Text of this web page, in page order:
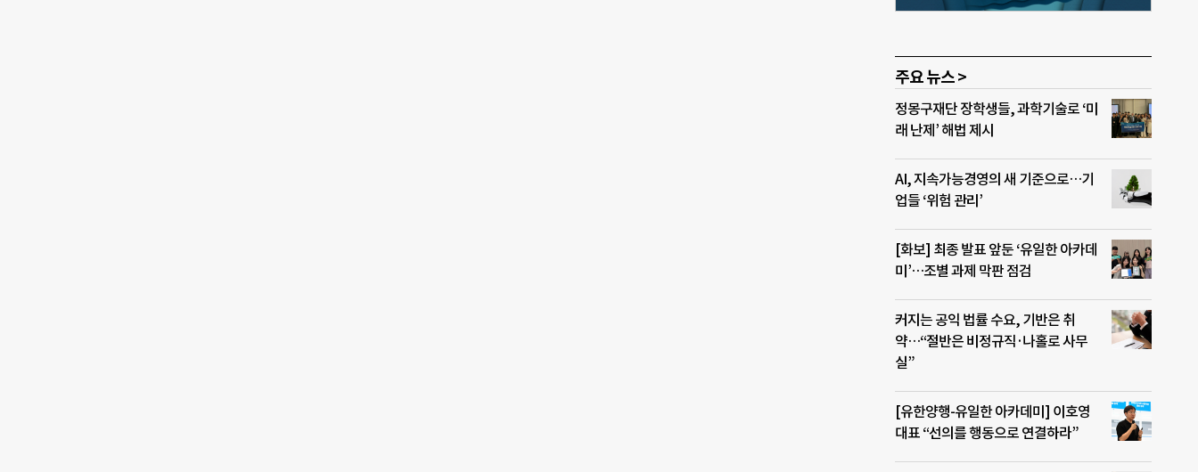
주요 뉴스 >
정몽구재단 장학생들, 과학기술로 ‘미
래 난제’ 해법 제시
AI, 지속가능경영의 새 기준으로…기
업들 ‘위험 관리’
[화보] 최종 발표 앞둔 ‘유일한 아카데
미’…조별 과제 막판 점검
커지는 공익 법률 수요, 기반은 취
약…“절반은 비정규직·나홀로 사무
실”
[유한양행-유일한 아카데미] 이호영
대표 “선의를 행동으로 연결하라”